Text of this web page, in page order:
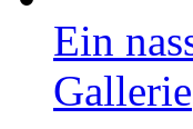
Ein
Gallerie